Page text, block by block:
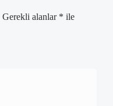
Gerekli alanlar * ile